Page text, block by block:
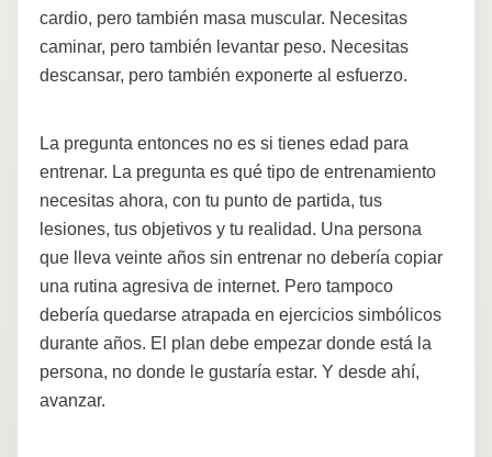
cardio, pero también masa muscular. Necesitas
caminar, pero también levantar peso. Necesitas
descansar, pero también exponerte al esfuerzo.
La pregunta entonces no es si tienes edad para
entrenar. La pregunta es qué tipo de entrenamiento
necesitas ahora, con tu punto de partida, tus
lesiones, tus objetivos y tu realidad. Una persona
que lleva veinte años sin entrenar no debería copiar
una rutina agresiva de internet. Pero tampoco
debería quedarse atrapada en ejercicios simbólicos
durante años. El plan debe empezar donde está la
persona, no donde le gustaría estar. Y desde ahí,
avanzar.